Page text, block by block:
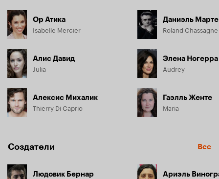
Ор Атика
Isabelle Mercier
Алис Давид
Julia
Алексис Михалик
Thierry Di Caprio
Даниэль
Roland Chassagne
Элена Ногерра
Audrey
Гаэлль Женте
Maria
Создатели Все
Людовик Бернар Ариэль